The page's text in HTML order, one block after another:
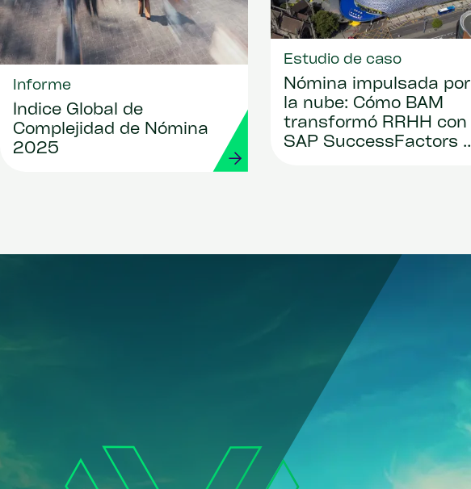
Informe
Índice Global de
Complejidad de Nómina
2025
Estudio de caso
Nómina impulsada por
la nube: Cómo BAM
transformó RRHH con
SAP SuccessFactors y